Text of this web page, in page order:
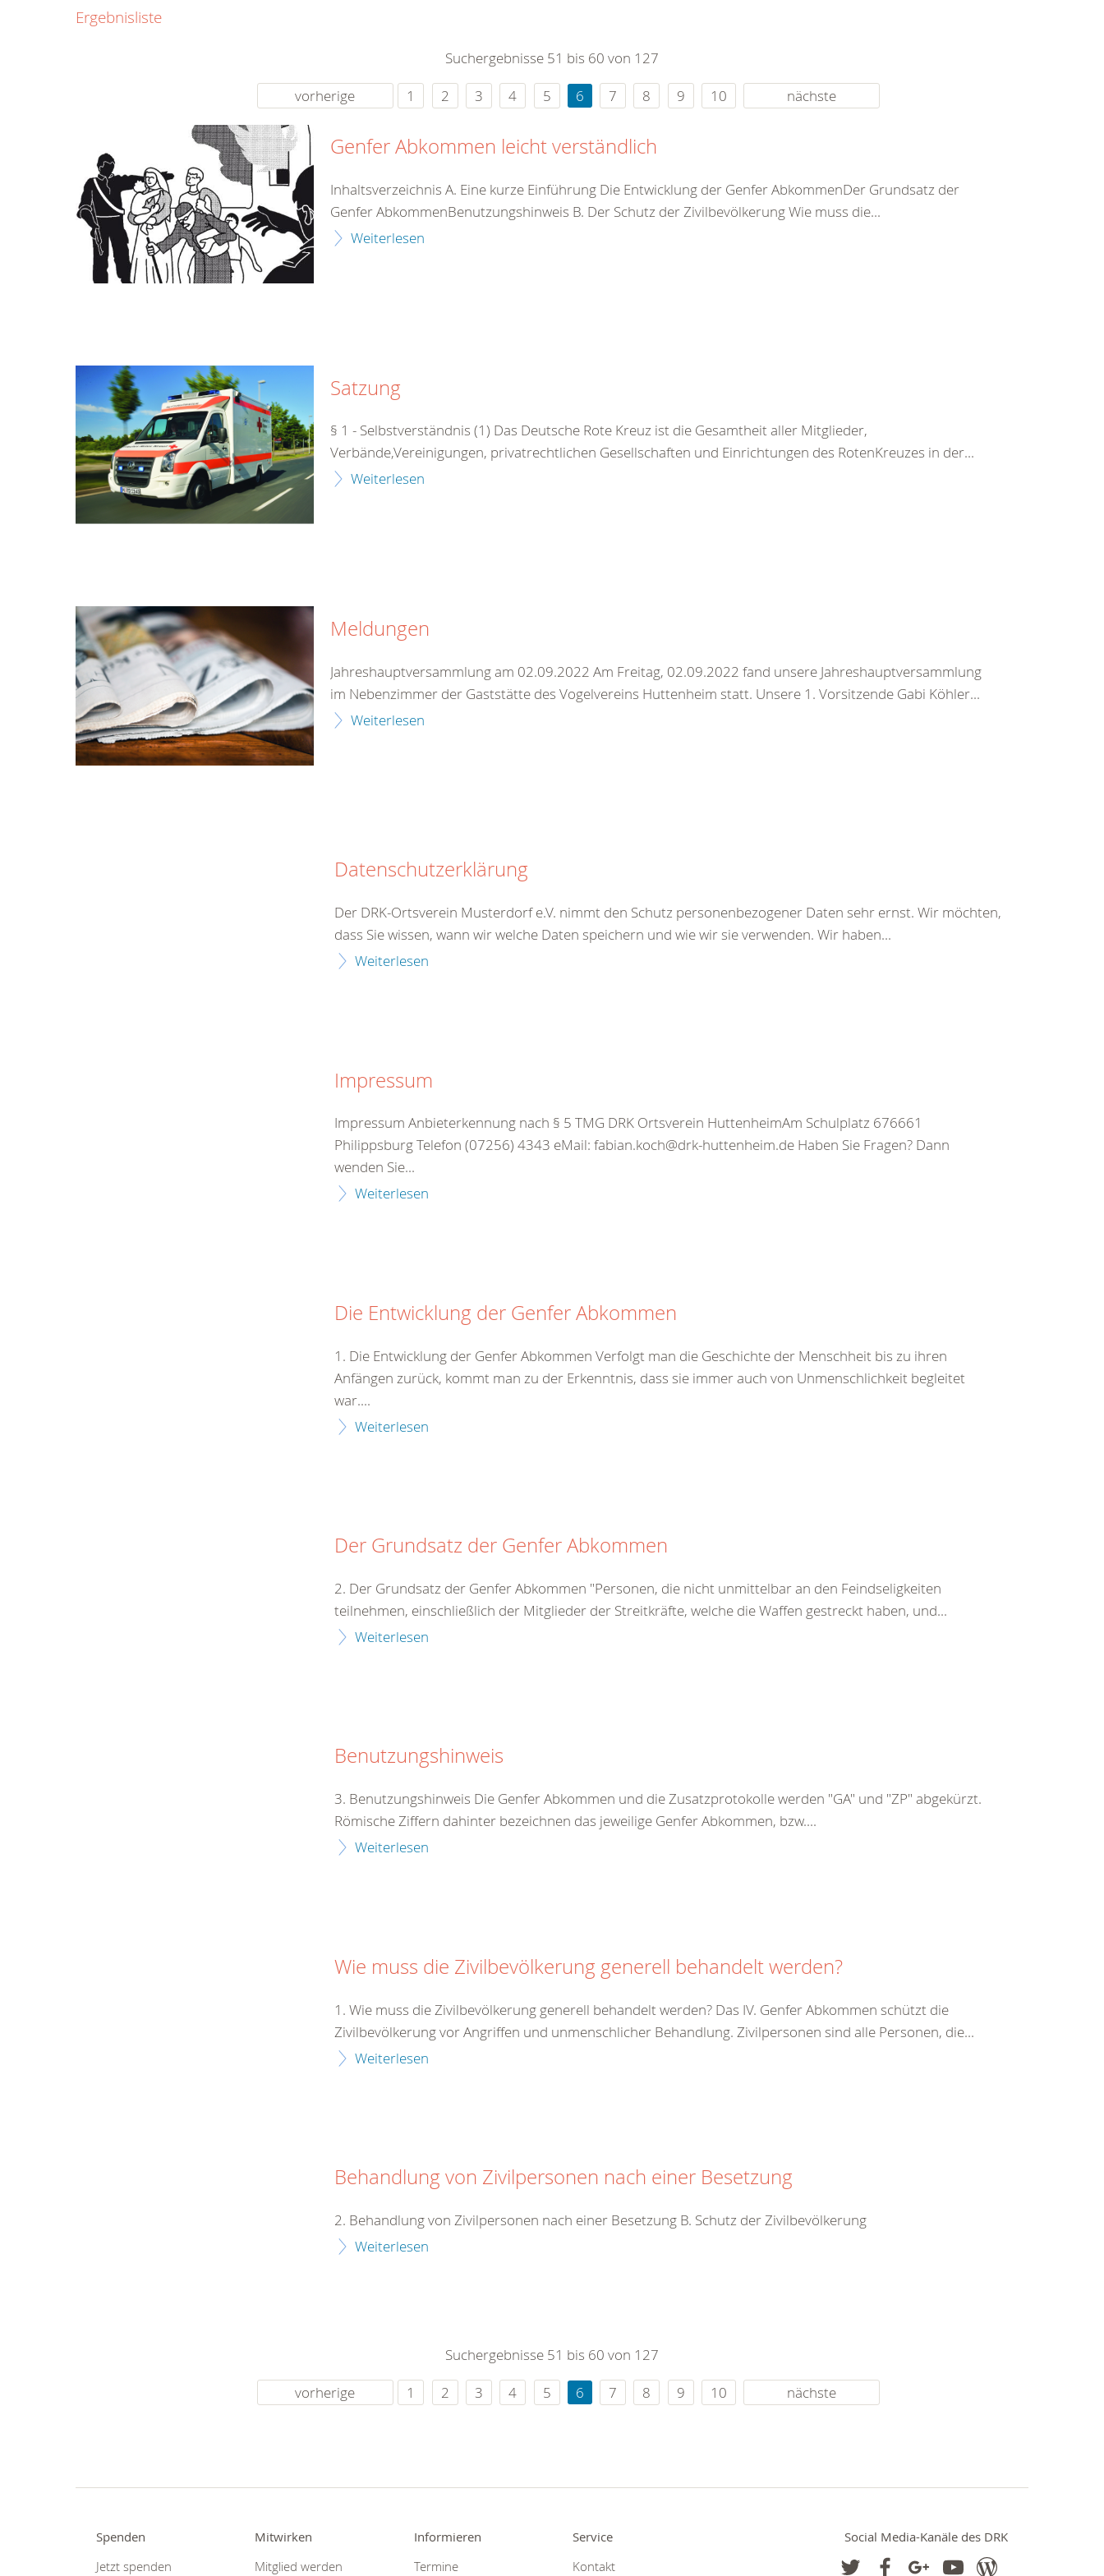
rund um die Uhr
Ergebnisliste
Suchergebnisse 51 bis 60 von 127
vorherige
1 2 3 4 5 6 7 8 9 10 nächste
Genfer Abkommen leicht verständlich
Inhaltsverzeichnis A. Eine kurze Einführung Die Entwicklung der Genfer AbkommenDer Grundsatz der
Genfer AbkommenBenutzungshinweis B. Der Schutz der Zivilbevölkerung Wie muss die...
Weiterlesen
Satzung
§ 1 - Selbstverständnis (1) Das Deutsche Rote Kreuz ist die Gesamtheit aller Mitglieder,
Verbände,Vereinigungen, privatrechtlichen Gesellschaften und Einrichtungen des RotenKreuzes in der...
Weiterlesen
Meldungen
Jahreshauptversammlung am 02.09.2022 Am Freitag, 02.09.2022 fand unsere Jahreshauptversammlung
im Nebenzimmer der Gaststätte des Vogelvereins Huttenheim statt. Unsere 1. Vorsitzende Gabi Köhler...
Weiterlesen
Datenschutzerklärung
Der DRK-Ortsverein Musterdorf e.V. nimmt den Schutz personenbezogener Daten sehr ernst. Wir möchten,
dass Sie wissen, wann wir welche Daten speichern und wie wir sie verwenden. Wir haben...
Weiterlesen
Impressum
Impressum Anbieterkennung nach § 5 TMG DRK Ortsverein HuttenheimAm Schulplatz 676661
Philippsburg Telefon (07256) 4343 eMail: fabian.koch@drk-huttenheim.de Haben Sie Fragen? Dann
wenden Sie...
Weiterlesen
Die Entwicklung der Genfer Abkommen
1. Die Entwicklung der Genfer Abkommen Verfolgt man die Geschichte der Menschheit bis zu ihren
Anfängen zurück, kommt man zu der Erkenntnis, dass sie immer auch von Unmenschlichkeit begleitet
war....
Weiterlesen
Der Grundsatz der Genfer Abkommen
2. Der Grundsatz der Genfer Abkommen "Personen, die nicht unmittelbar an den Feindseligkeiten
teilnehmen, einschließlich der Mitglieder der Streitkräfte, welche die Waffen gestreckt haben, und...
Weiterlesen
Benutzungshinweis
3. Benutzungshinweis Die Genfer Abkommen und die Zusatzprotokolle werden "GA" und "ZP" abgekürzt.
Römische Ziffern dahinter bezeichnen das jeweilige Genfer Abkommen, bzw....
Weiterlesen
Wie muss die Zivilbevölkerung generell behandelt werden?
1. Wie muss die Zivilbevölkerung generell behandelt werden? Das IV. Genfer Abkommen schützt die
Zivilbevölkerung vor Angriffen und unmenschlicher Behandlung. Zivilpersonen sind alle Personen, die...
Weiterlesen
Behandlung von Zivilpersonen nach einer Besetzung
2. Behandlung von Zivilpersonen nach einer Besetzung B. Schutz der Zivilbevölkerung
Weiterlesen
Suchergebnisse 51 bis 60 von 127
vorherige
1 2 3 4 5 6 7 8 9 10 nächste
Spenden
Jetzt spenden
Mitwirken
Mitglied werden
Informieren
Termine
Service
Kontakt
Social Media-Kanäle des DRK